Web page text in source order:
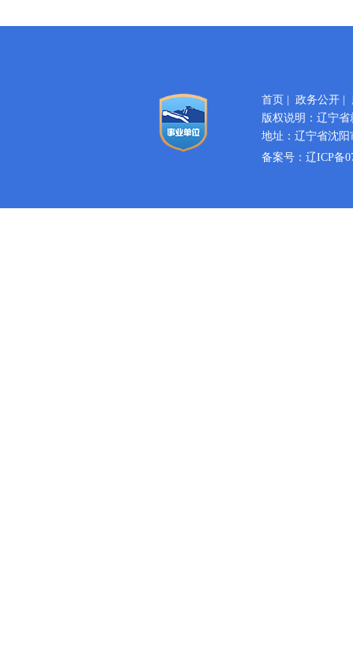
首页 政务公开|
版权说明：辽宁
地址：辽宁省沈
备案号： 辽ICP备